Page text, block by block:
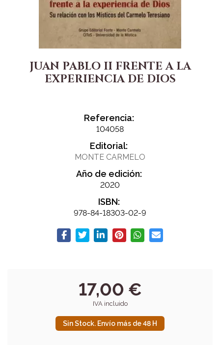
JUAN PABLO II FRENTE A LA
EXPERIENCIA DE DIOS
Referencia:
104058
Editorial:
MONTE CARMELO
Año de edición:
2020
ISBN:
978-84-18303-02-9
17,00 €
IVA incluido
Sin Stock. Envío más de 48 H